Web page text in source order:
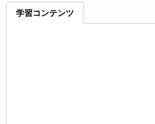
学習コンテンツ